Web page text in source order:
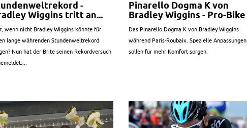
-
Wiggins tritt an...
wenn nicht Bradley Wiggins könnte für
lange währenden Stundenweltrekord
Nun hat der Brite seinen Rekordversuch
Pinarello Dogma K von
Bradley Wiggins - Pro-Bike
Das Pinarello Dogma K von Bradley Wiggins
während Paris-Roubaix. Spezielle Anpassungen
sollen für mehr Komfort sorgen.